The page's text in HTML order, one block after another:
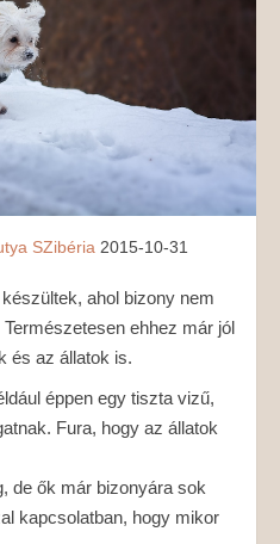
SZibéria 2015-10-31
ahol bizony nem
ehhez már jól
és az állatok is.
éppen egy tiszta vizű,
Fura, hogy az állatok
de ők már bizonyára sok
kapcsolatban, hogy mikor